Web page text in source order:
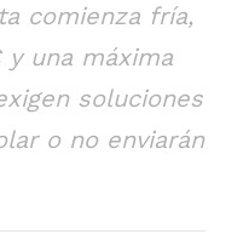
comienza fría,
y una máxima
soluciones
o no enviarán